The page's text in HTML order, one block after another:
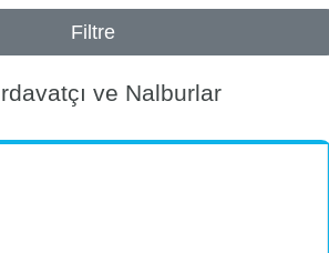
Filtre
ve Nalburlar